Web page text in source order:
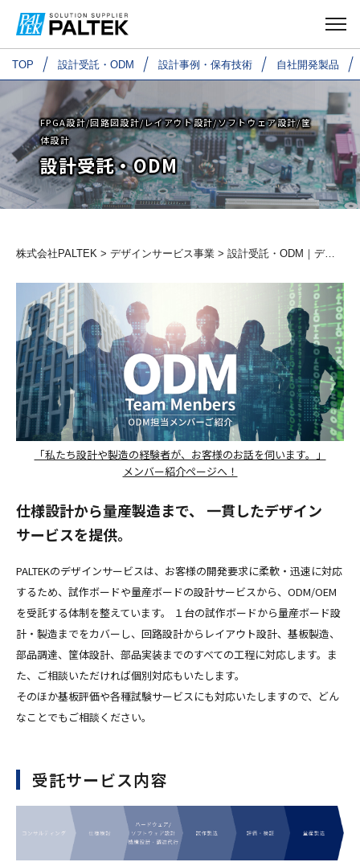
TOP 設計受託・ODM 設計事例・保有技術 自社開発製品
TOP 設計受託・ODM 設計事例・保有技術 自社開発製品
株式会社PALTEK > デザインサービス事業 > 設計受託・ODM｜デザインサービス事業
FPGA設計/回路図設計/レイアウト設計/ソフトウェア設計/筐
体設計
設計受託・ODM
「私たち設計や製造の経験者が、お客様のお話を伺います。」
メンバー紹介ページへ！
仕様設計から量産製造まで、
一貫したデザイン
サービスを提供。
PALTEKのデザインサービスは、お客様の開発要求に柔軟・迅速に対応
するため、試作ボードや量産ボードの設計サービスから、ODM/OEM
を受託する体制を整えています。 １台の試作ボードから量産ボード設
計・製造までをカバーし、回路設計からレイアウト設計、基板製造、
部品調達、筐体設計、部品実装までのすべての工程に対応します。ま
た、ご相談いただければ個別対応もいたします。
そのほか基板評価や各種試験サービスにも対応いたしますので、どん
なことでもご相談ください。
受託サービス内容